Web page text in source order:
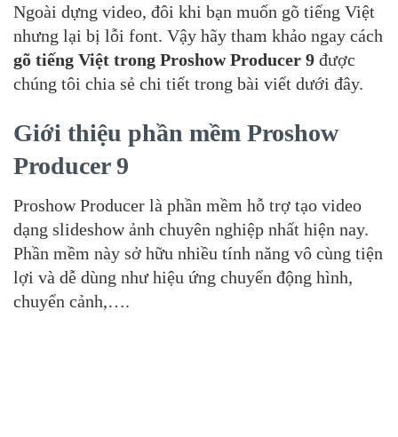
Ngoài dựng video, đôi khi bạn muốn gõ tiếng Việt
nhưng lại bị lỗi font. Vậy hãy tham khảo ngay cách
gõ tiếng Việt trong Proshow Producer 9 được
chúng tôi chia sẻ chi tiết trong bài viết dưới đây.
Giới thiệu phần mềm Proshow
Producer 9
Proshow Producer là phần mềm hỗ trợ tạo video
dạng slideshow ảnh chuyên nghiệp nhất hiện nay.
Phần mềm này sở hữu nhiều tính năng vô cùng tiện
lợi và dễ dùng như hiệu ứng chuyển động hình,
chuyển cảnh,….